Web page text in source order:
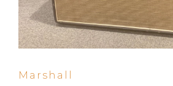
Marshall